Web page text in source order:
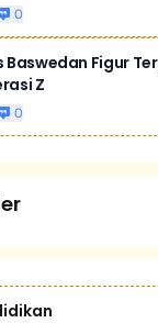
0
Baswedan Figur
Z
0